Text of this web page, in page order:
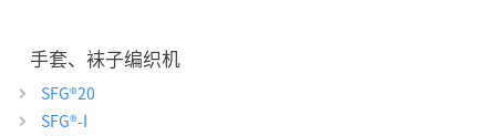
手套、袜子编织机
SFG®20
SFG®-I